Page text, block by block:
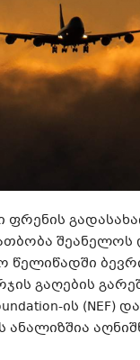
ფრენის
შეანელოს
გაღების
ის (NEF)
ანალიზშია